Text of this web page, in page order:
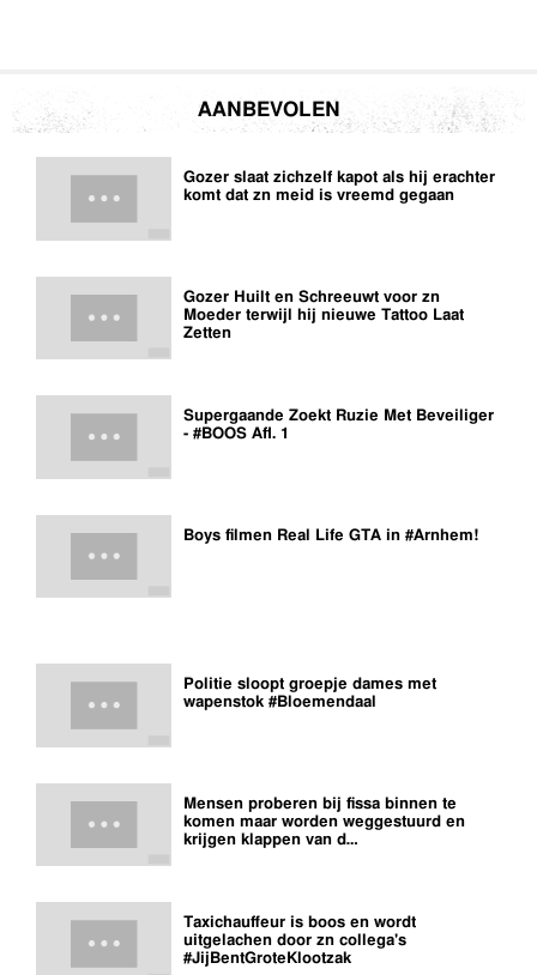
AANBEVOLEN
Gozer slaat zichzelf kapot als hij erachter
komt dat zn meid is vreemd gegaan
Gozer Huilt en Schreeuwt voor zn
Moeder terwijl hij nieuwe Tattoo Laat
Zetten
Supergaande Zoekt Ruzie Met Beveiliger
- #BOOS Afl. 1
Boys filmen Real Life GTA in #Arnhem!
Politie sloopt groepje dames met
wapenstok #Bloemendaal
Mensen proberen bij fissa binnen te
komen maar worden weggestuurd en
krijgen klappen van d…
Taxichauffeur is boos en wordt
uitgelachen door zn collega's
#JijBentGroteKlootzak